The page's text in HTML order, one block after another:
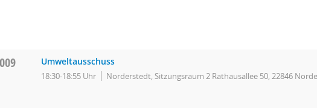
Umweltausschuss
18:30-18:55 Uhr Norderstedt, Sitzungsraum 2 Rathausallee 50, 22846